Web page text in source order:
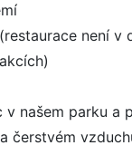
není v
našem parku a
čerstvém